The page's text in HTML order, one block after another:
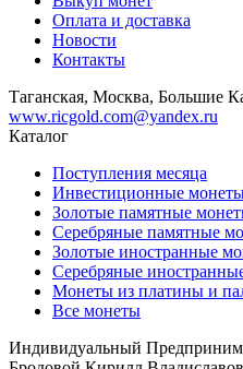
Оплата и доставка
Новости
Контакты
Таганская, Москва, Большие
www.ricgold.com@yandex.ru
Каталог
Поступления месяца
Инвестиционные
Золотые памятные
Серебряные памятные
Золотые иностранные
Серебряные
Монеты из платины и
Все монеты
Индивидуальный